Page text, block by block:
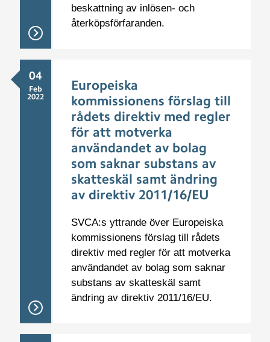
beskattning av inlösen- och
återköpsförfaranden.
04
Feb
2022
Europeiska
kommissionens förslag till
rådets direktiv med regler
för att motverka
användandet av bolag
som saknar substans av
skatteskäl samt ändring
av direktiv 2011/16/EU
SVCA:s yttrande över Europeiska
kommissionens förslag till rådets
direktiv med regler för att motverka
användandet av bolag som saknar
substans av skatteskäl samt
ändring av direktiv 2011/16/EU.